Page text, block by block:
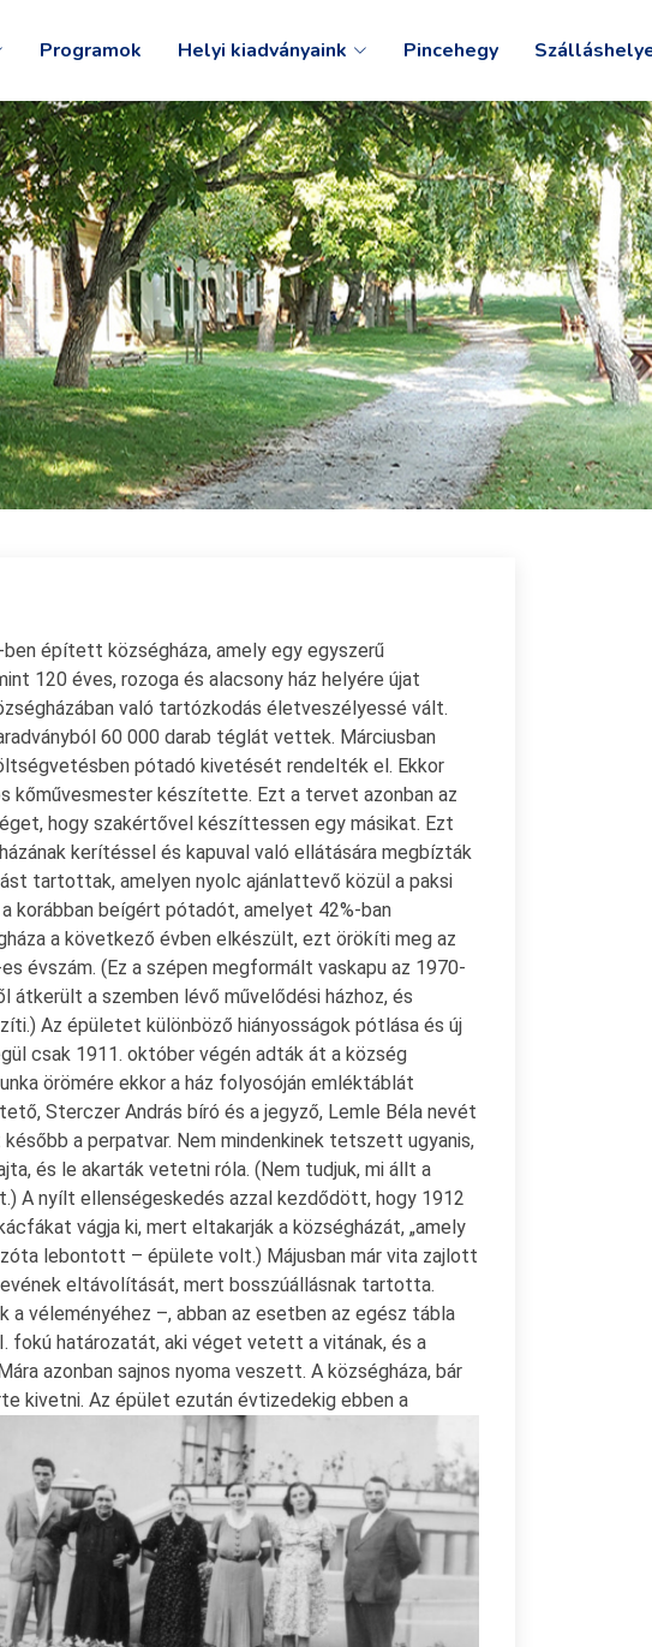
Programok Helyi kiadványaink Pincehegy
épített községháza, amely egy egyszerű
120 éves, rozoga és alacsony ház helyére újat
való tartózkodás életveszélyessé vált.
60 000 darab téglát vettek. Márciusban
pótadó kivetését rendelték el. Ekkor
kőművesmester készítette. Ezt a tervet azonban az
hogy szakértővel készíttessen egy másikat. Ezt
kerítéssel és kapuval való ellátására megbízták
tartottak, amelyen nyolc ajánlattevő közül a paksi
korábban beígért pótadót, amelyet 42%-ban
a következő évben elkészült, ezt örökíti meg az
évszám. (Ez a szépen megformált vaskapu az 1970-
átkerült a szemben lévő művelődési házhoz, és
Az épületet különböző hiányosságok pótlása és új
csak 1911. október végén adták át a község
örömére ekkor a ház folyosóján emléktáblát
Sterczer András bíró és a jegyző, Lemle Béla nevét
a perpatvar. Nem mindenkinek tetszett ugyanis,
és le akarták vetetni róla. (Nem tudjuk, mi állt a
A nyílt ellenségeskedés azzal kezdődött, hogy 1912
vágja ki, mert eltakarják a községházát, „amely
lebontott – épülete volt.) Májusban már vita zajlott
eltávolítását, mert bosszúállásnak tartotta.
véleményéhez –, abban az esetben az egész tábla
fokú határozatát, aki véget vetett a vitának, és a
azonban sajnos nyoma veszett. A községháza, bár
kivetni. Az épület ezután évtizedekig ebben a